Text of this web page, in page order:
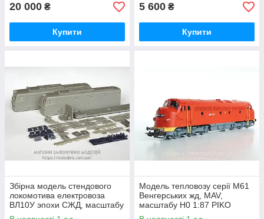
20 000 ₴
Купити
5 600 ₴
Купити
Збiрна модель стендового
локомотива електровоза
ВЛ10У эпохи СЖД, масштабу
H0,1:87
Модель тепловозу серії М61
Венгерських жд, MAV,
масштабу H0 1:87 PIKO
52480